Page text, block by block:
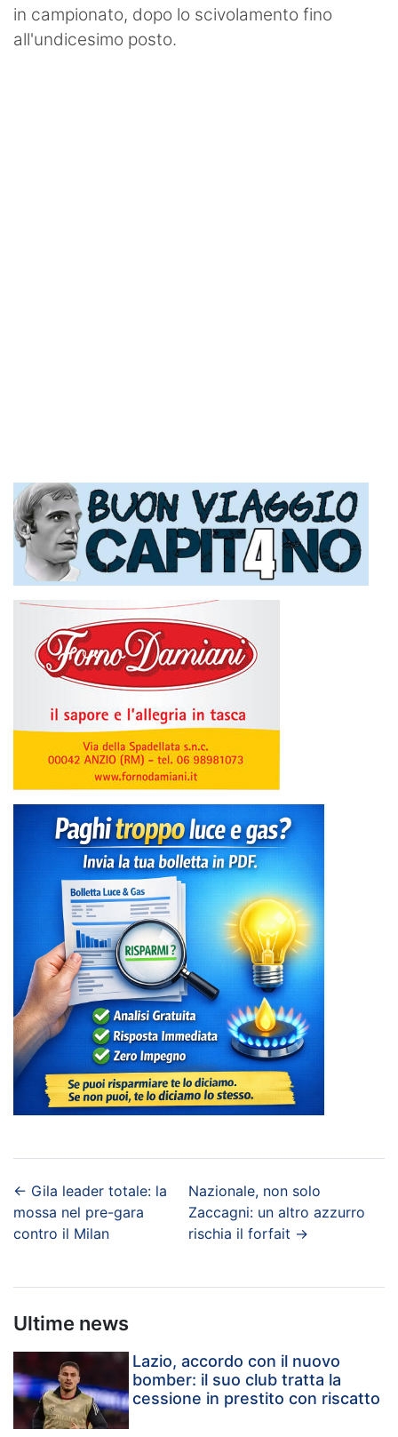
in campionato, dopo lo scivolamento fino
all'undicesimo posto.
← Gila leader totale: la
mossa nel pre-gara
contro il Milan
Nazionale, non solo
Zaccagni: un altro azzurro
rischia il forfait →
Ultime news
Lazio, accordo con il nuovo
bomber: il suo club tratta la
cessione in prestito con riscatto